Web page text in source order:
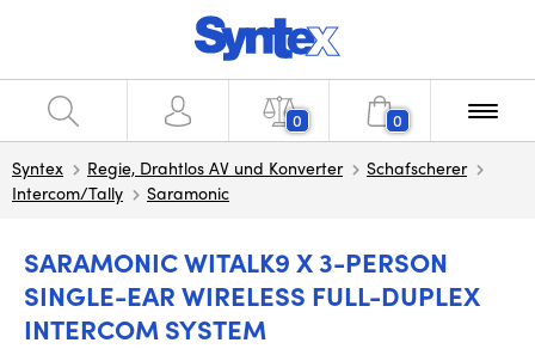
0 0
Syntex Regie, Drahtlos AV und Konverter
Schafscherer
Intercom/Tally
Saramonic
SARAMONIC WITALK9 X 3-PERSON
SINGLE-EAR WIRELESS FULL-DUPLEX
INTERCOM SYSTEM